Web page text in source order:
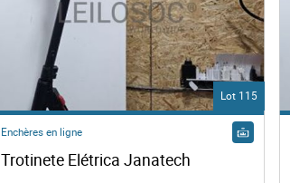
Lot 115
Enchères en ligne
Trotinete Elétrica Janatech